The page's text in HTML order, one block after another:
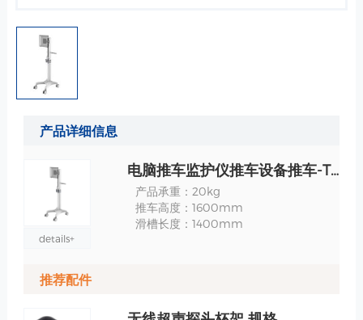
产品详细信息
details+
电脑推车监护仪推车设备推车-TR700-200-XX 规格
产品承重：20kg
推车高度：1600mm
滑槽长度：1400mm
推荐配件